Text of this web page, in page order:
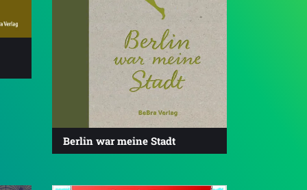
Berlin war meine Stadt